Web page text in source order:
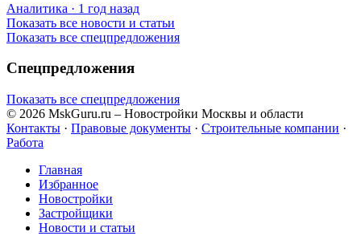
Аналитика · 1 год назад
Показать все новости и статьи
Показать все спецпредложения
Спецпредложения
Показать все спецпредложения
© 2026 MskGuru.ru – Новостройки Москвы и области
Контакты · Правовые документы · Строительные компании ·
Работа
Главная
Избранное
Новостр ойки
Застройщики
Новости и статьи